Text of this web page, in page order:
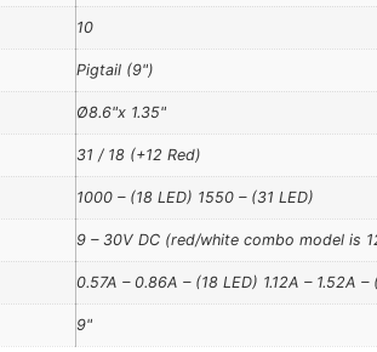
10
Pigtail (9")
Ø8.6"x 1.35"
31 / 18 (+12 Red)
1000 – (18 LED) 1550 – (31 LED)
9 – 30V DC (red/white combo model is
0.57A – 0.86A – (18 LED) 1.12A – 1.52A
9"